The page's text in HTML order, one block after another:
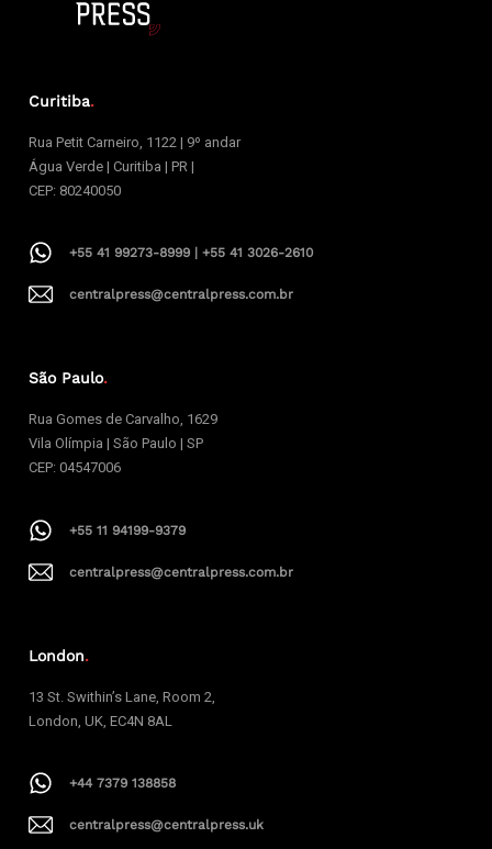
Curitiba.
Rua Petit Carneiro, 1122 | 9º andar
Água Verde | Curitiba | PR |
CEP: 80240050
+55 41 99273-8999 | +55 41 3026-2610
centralpress@centralpress.com.br
São Paulo.
Rua Gomes de Carvalho, 1629
Vila Olímpia | São Paulo | SP
CEP: 04547006
+55 11 94199-9379
centralpress@centralpress.com.br
London.
13 St. Swithin’s Lane, Room 2,
London, UK, EC4N 8AL
+44 7379 138858
centralpress@centralpress.uk